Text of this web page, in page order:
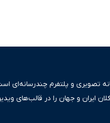
تصویری و پلتفرم چندرسانه‌ای
کلان ایران و جهان را در قالب‌های